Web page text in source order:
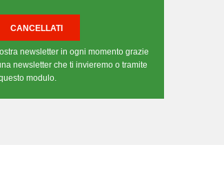
newsletter in ogni momento grazie
newsletter che ti invieremo o tramite
modulo.